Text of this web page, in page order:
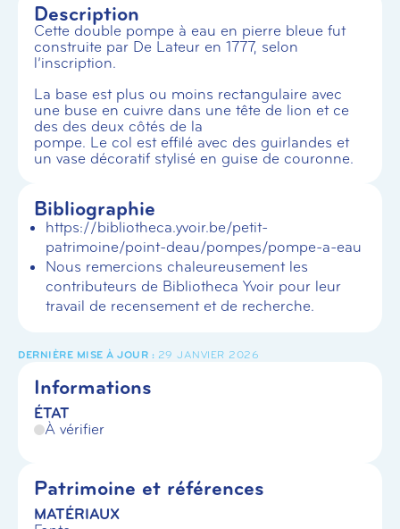
Description
Cette double pompe à eau en pierre bleue fut
construite par De Lateur en 1777, selon
l’inscription.
La base est plus ou moins rectangulaire avec
une buse en cuivre dans une tête de lion et ce
des des deux côtés de la
pompe. Le col est effilé avec des guirlandes et
un vase décoratif stylisé en guise de couronne.
Bibliographie
https://bibliotheca.yvoir.be/petit-
patrimoine/point-deau/pompes/pompe-a-eau
Nous remercions chaleureusement les
contributeurs de Bibliotheca Yvoir pour leur
travail de recensement et de recherche.
29 JANVIER 2026
Informations
ÉTAT
À vérifier
Patrimoine et références
MATÉRIAUX